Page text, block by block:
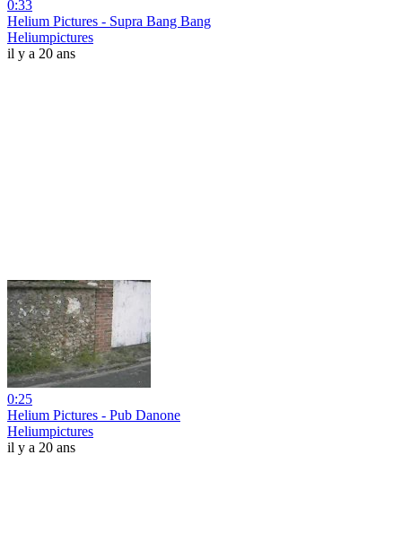
0:33
Helium Pictures - Supra Bang Bang
Heliumpictures
il y a 20 ans
0:25
Helium Pictures - Pub Danone
Heliumpictures
il y a 20 ans